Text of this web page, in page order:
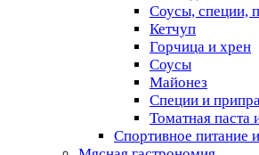
Соусы, специи,
Кетчуп
Горчица и хрен
Соусы
Майонез
Специи и
Томатная паста
Спортивное питание